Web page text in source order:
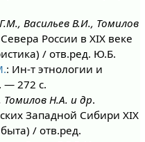
Васильев В.И., Томилов
России в XIX веке
/ отв.ред. Ю.Б.
: Ин-т этнологии и
— 272 с.
Н.А. и др.
Западной Сибири XIX
/ отв.ред.